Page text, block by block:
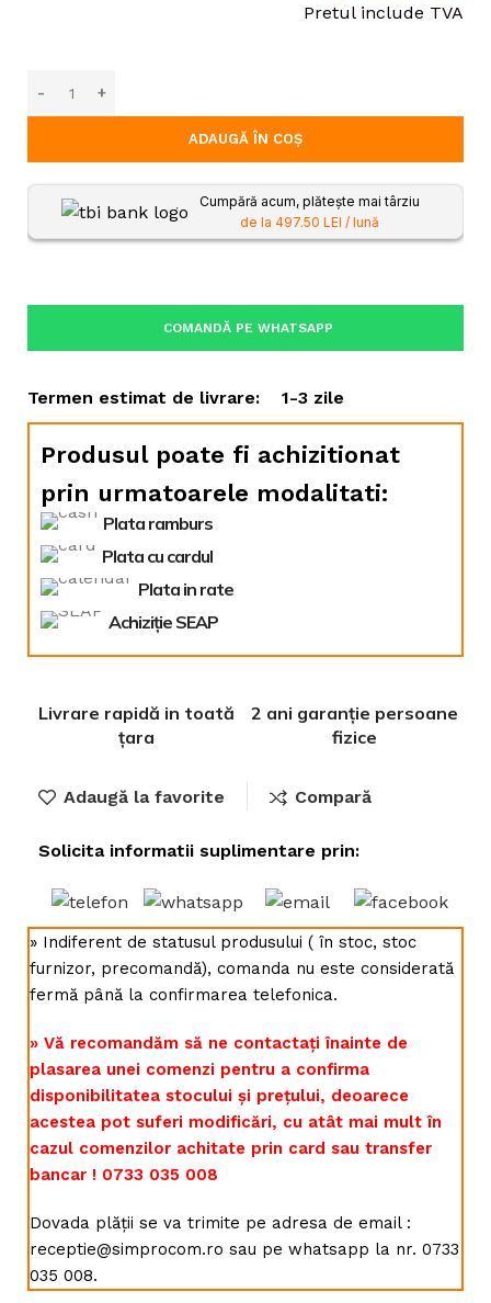
Pretul include TVA
ADAUGĂ ÎN COȘ
Cumpără acum, plătește mai târziu
de la 497.50 LEI / lună
COMANDĂ PE WHATSAPP
Termen estimat de livrare: 1-3 zile
Produsul poate fi achizitionat
prin urmatoarele modalitati:
Plata ramburs
Plata cu cardul
Plata in rate
Achiziție SEAP
Livrare rapidă in toată
țara
2 ani garanție persoane
fizice
Adaugă la favorite Compară
Solicita informatii suplimentare prin:
» Indiferent de statusul produsului ( în stoc, stoc
furnizor, precomandă), comanda nu este considerată
fermă până la confirmarea telefonica.
» Vă recomandăm să ne contactați înainte de
plasarea unei comenzi pentru a confirma
disponibilitatea stocului și prețului, deoarece
acestea pot suferi modificări, cu atât mai mult în
cazul comenzilor achitate prin card sau transfer
bancar ! 0733 035 008
Dovada plății se va trimite pe adresa de email :
receptie@simprocom.ro sau pe whatsapp la nr. 0733
035 008.